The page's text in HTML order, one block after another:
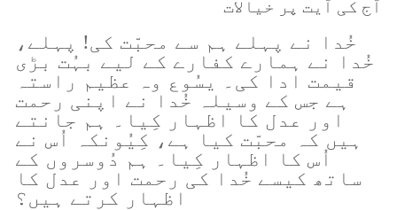
آج کی آیت پر خیالات
خُدا نے پہلے ہم سے محبّت کی! پہلے،
خُدا نے ہمارے کفارے کے لیے بہُت بڑی
قیمت ادا کی۔ یسُوع وہ عظیم راستہ
ہے جس کے وسیلہ خُدا نے اپنی رحمت
اور عدل کا اظہار کِیا۔ ہم جانتے
ہیں کہ محبّت کیا ہے، کِیُونکہ اُس نے
اُس کا اظہار کِیا۔ ہم دُوسروں کے
ساتھ کیسے خُدا کی رحمت اور عدل کا
اظہار کرتے ہیں؟